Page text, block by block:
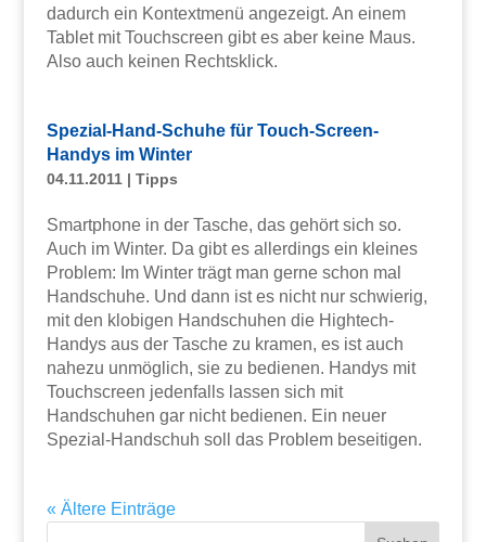
dadurch ein Kontextmenü angezeigt. An einem
Tablet mit Touchscreen gibt es aber keine Maus.
Also auch keinen Rechtsklick.
Spezial-Hand-Schuhe für Touch-Screen-
Handys im Winter
04.11.2011| Tipps
Smartphone in der Tasche, das gehört sich so.
Auch im Winter. Da gibt es allerdings ein kleines
Problem: Im Winter trägt man gerne schon mal
Handschuhe. Und dann ist es nicht nur schwierig,
mit den klobigen Handschuhen die Hightech-
Handys aus der Tasche zu kramen, es ist auch
nahezu unmöglich, sie zu bedienen. Handys mit
Touchscreen jedenfalls lassen sich mit
Handschuhen gar nicht bedienen. Ein neuer
Spezial-Handschuh soll das Problem beseitigen.
« Ältere Einträge